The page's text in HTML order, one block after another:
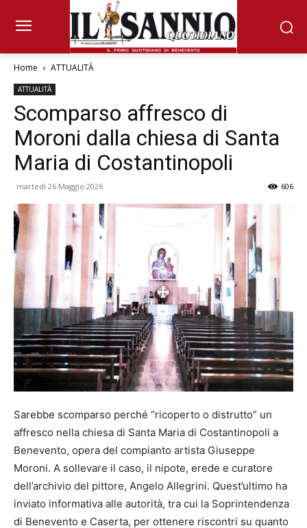
Home ATTUALITÀ
ATTUALITÀ
Scomparso affresco di
Moroni dalla chiesa di Santa
Maria di Costantinopoli
martedì 26 Maggio 2026 606
Sarebbe scomparso perché “ricoperto o distrutto” un
affresco nella chiesa di Santa Maria di Costantinopoli a
Benevento, opera del compianto artista Giuseppe
Moroni. A sollevare il caso, il nipote, erede e curatore
dell’archivio del pittore, Angelo Allegrini. Quest’ultimo ha
inviato informativa alle autorità, tra cui la Soprintendenza
di Benevento e Caserta, per ottenere riscontri su quanto